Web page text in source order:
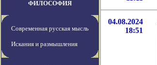
ФИЛОСОФИЯ
Современная русская мысль
Искания и размышления
04.08.2024
18:51